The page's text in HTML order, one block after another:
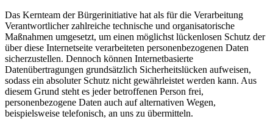
Das Kernteam der Bürgerinitiative hat als für die Verarbeitung
Verantwortlicher zahlreiche technische und organisatorische
Maßnahmen umgesetzt, um einen möglichst lückenlosen Schutz der
über diese Internetseite verarbeiteten personenbezogenen Daten
sicherzustellen. Dennoch können Internetbasierte
Datenübertragungen grundsätzlich Sicherheitslücken aufweisen,
sodass ein absoluter Schutz nicht gewährleistet werden kann. Aus
diesem Grund steht es jeder betroffenen Person frei,
personenbezogene Daten auch auf alternativen Wegen,
beispielsweise telefonisch, an uns zu übermitteln.